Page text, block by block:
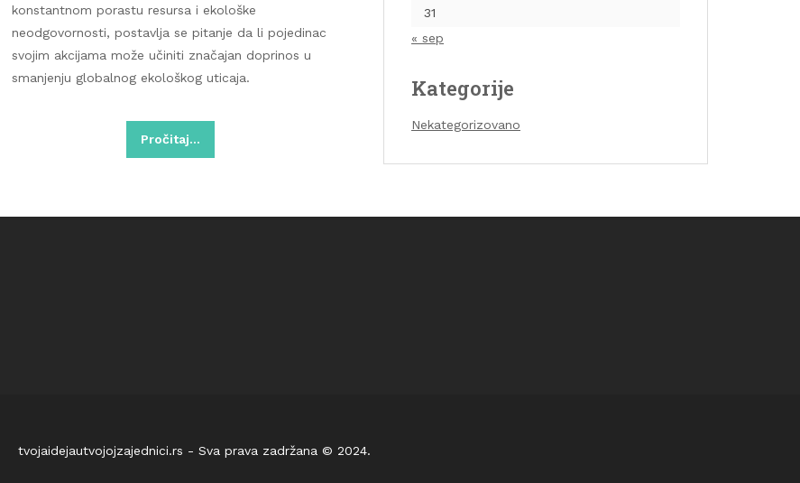
konstantnom porastu resursa i ekološke
neodgovornosti, postavlja se pitanje da li pojedinac
svojim akcijama može učiniti značajan doprinos u
smanjenju globalnog ekološkog uticaja.
Pročitaj…
31
« sep
Kategorije
Nekategorizovano
tvojaidejautvojojzajednici.rs - Sva prava zadržana © 2024.